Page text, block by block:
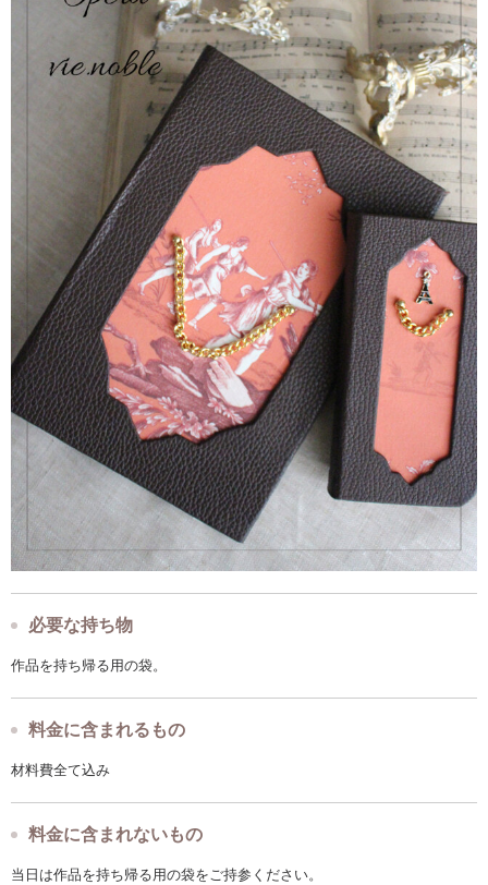
必要な持ち物
作品を持ち帰る用の袋。
料金に含まれるもの
材料費全て込み
料金に含まれないもの
当日は作品を持ち帰る用の袋をご持参ください。